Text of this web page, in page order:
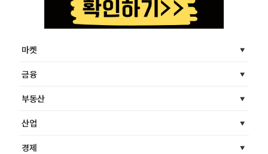
마켓
금융
부동산
산업
경제